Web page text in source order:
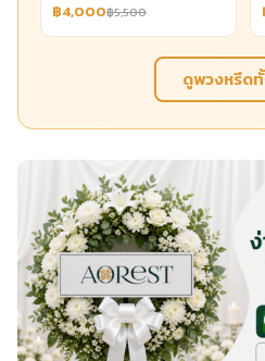
฿4,000฿5,500
ดูพวงหรีด